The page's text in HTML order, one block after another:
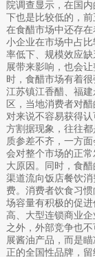
院调查显示，在国
下也是比较低的，
在食醋市场中还存
小企业在市场中占
率低下、规模效应
展带来影响，也会
时，食醋市场有着
江苏镇江香醋、福
区，当地消费者对
对来说不容易获得
方割据现象，往往
质参差不齐，一方
会对整个市场的正
大原因。同时，食
渠道流向饭店餐饮
费。消费者饮食习
场容量有积极的促
高、大型连锁商业
之外，外部竞争也
展酱油产品，而是
正的全国性品牌，